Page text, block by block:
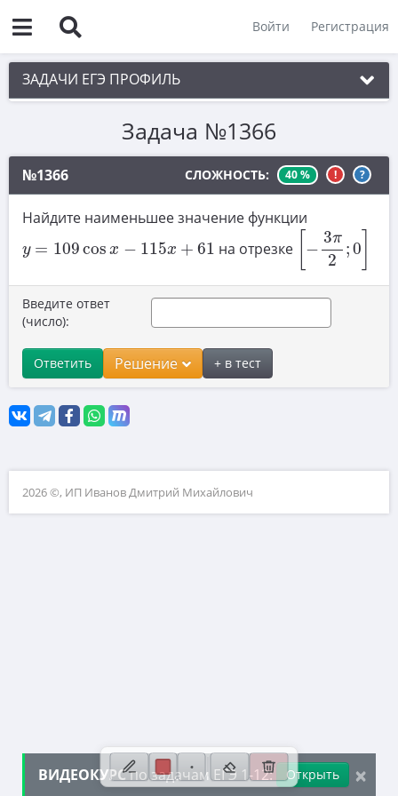
Войти Регистрация
ЗАДАЧИ ЕГЭ ПРОФИЛЬ
1. Планиметрия
2. Векторы
3. Стереометрия
4. Классическое определение вероятности
5. Теория вероятностей
6. Уравнения
7. Нахождение значений выражений
8. Производная
10. Текстовые задачи
13. Сложные уравнения
Задача №1366
№1366 СЛОЖНОСТЬ: 40 % ! ?
Найдите наименьшее значение функции
y = 109cos x − 115x + 61
y=109cosx−115x+61 на отрезке −
3π
2
;0
[− π ]
Введите ответ
(число):
Ответить Решение + в тест
2026 ©, ИП Иванов Дмитрий Михайлович
×
ВИДЕОКУРСпо задачам ЕГЭ 1-12: Открыть